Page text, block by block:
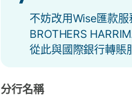
不妨改用Wise匯款
BROTHERS
從此與國際銀行轉賬
分行名稱